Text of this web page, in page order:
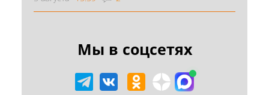
Мы в соцсетях